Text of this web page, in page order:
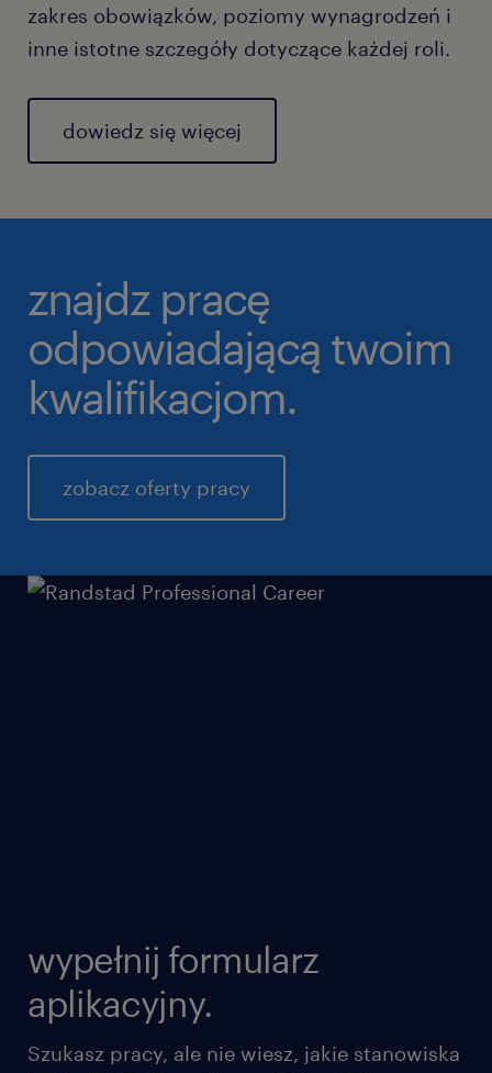
zakres obowiązków, poziomy wynagrodzeń i
inne istotne szczegóły dotyczące każdej roli.
dowiedz się więcej
znajdz pracę
odpowiadającą twoim
kwalifikacjom.
zobacz oferty pracy
wypełnij formularz
aplikacyjny.
Szukasz pracy, ale nie wiesz, jakie stanowiska